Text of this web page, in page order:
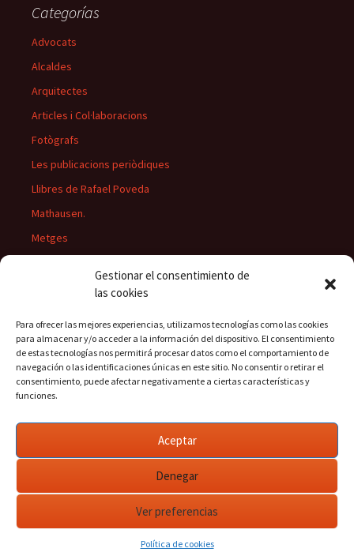
Gestionar el consentimiento de
las cookies
Para ofrecer las mejores experiencias, utilizamos tecnologías como las cookies
para almacenar y/o acceder a la información del dispositivo. El consentimiento
de estas tecnologías nos permitirá procesar datos como el comportamiento de
navegación o las identificaciones únicas en este sitio. No consentir o retirar el
consentimiento, puede afectar negativamente a ciertas características y
funciones.
Aceptar
Denegar
Ver preferencias
Política de cookies
Categorías
Advocats
Alcaldes
Arquitectes
Articles i Col·laboracions
Fotògrafs
Les publicacions periòdiques
Llibres de Rafael Poveda
Mathausen.
Metges
Presidents del Casino
Rectors
Funciona gracias a WordPress